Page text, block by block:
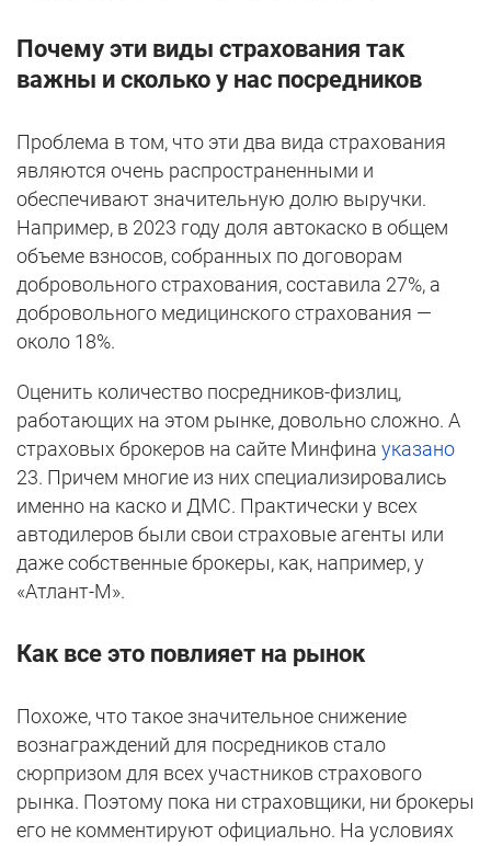
Почему эти виды страхования так
важны и сколько у нас посредников
Проблема в том, что эти два вида страхования
являются очень распространенными и
обеспечивают значительную долю выручки.
Например, в 2023 году доля автокаско в общем
объеме взносов, собранных по договорам
добровольного страхования, составила 27%, а
добровольного медицинского страхования —
около 18%.
Оценить количество посредников-физлиц,
работающих на этом рынке, довольно сложно. А
страховых брокеров на сайте Минфина указано
23. Причем многие из них специализировались
именно на каско и ДМС. Практически у всех
автодилеров были свои страховые агенты или
даже собственные брокеры, как, например, у
«Атлант-М».
Как все это повлияет на рынок
Похоже, что такое значительное снижение
вознаграждений для посредников стало
сюрпризом для всех участников страхового
рынка. Поэтому пока ни страховщики, ни брокеры
его не комментируют официально. На условиях